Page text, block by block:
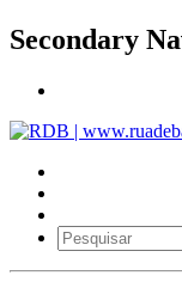
Secondary